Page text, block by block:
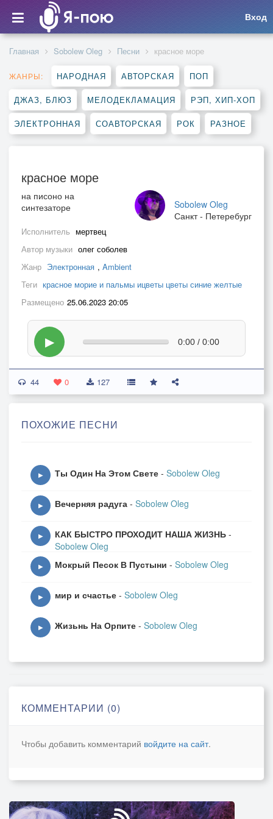
Вход
Главная Sobolew Oleg Песни красное море
ЖАНРЫ: НАРОДНАЯ АВТОРСКАЯ ПОП
ДЖАЗ, БЛЮЗ МЕЛОДЕКЛАМАЦИЯ РЭП, ХИП-ХОП
ЭЛЕКТРОННАЯ СОАВТОРСКАЯ РОК РАЗНОЕ
красное море
Sobolew Oleg
Санкт - Петеребург
на писоно на
синтезаторе
Исполнитель мертвец
Автор музыки олег соболев
Жанр Электронная , Ambient
Теги красное морие и пальмы ицветы цветы синие желтые
Размещено 25.06.2023 20:05
▶ 0:00 / 0:00
44 0 127
ПОХОЖИЕ ПЕСНИ
▶ Ты Один На Этом Свете - Sobolew Oleg
▶ Вечерняя радуга - Sobolew Oleg
▶ КАК БЫСТРО ПРОХОДИТ НАША ЖИЗНЬ -
Sobolew Oleg
▶ Мокрый Песок В Пустыни - Sobolew Oleg
▶ мир и счастье - Sobolew Oleg
▶ Жизьнь На Орпите - Sobolew Oleg
КОММЕНТАРИИ (0)
Чтобы добавить комментарий войдите на сайт.